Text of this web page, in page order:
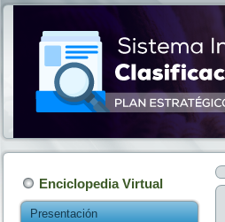
Enciclopedia Virtual
Presentación